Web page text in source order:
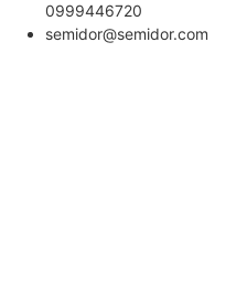
0999446720
semidor@semidor.com